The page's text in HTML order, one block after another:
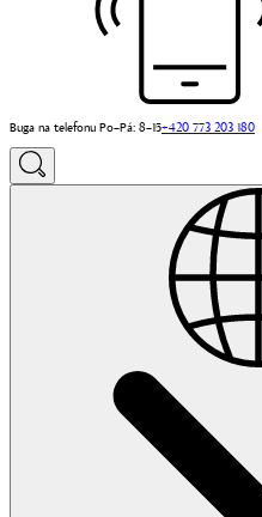
Buga na telefonu Po–Pá: 8–15+420 773 203 180